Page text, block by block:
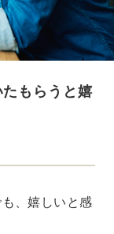
もらうと嬉
、嬉しいと感